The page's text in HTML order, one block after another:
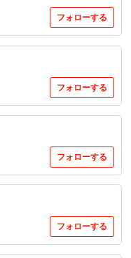
フォローする
フォローする
フォローする
フォローする